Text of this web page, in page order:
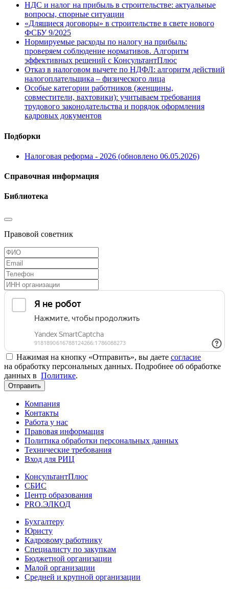
НДС и налог на прибыль в строительстве: актуальные
вопросы, спорные ситуации
«Длящиеся договоры» в строительстве в свете нового
ФСБУ 9/2025
Нормируемые расходы по налогу на прибыль:
проверяем соблюдение нормативов. Алгоритм
эффективных решений с КонсультантПлюс
Отказ в налоговом вычете по НДФЛ: алгоритм действий
налогоплательщика – физического лица
Особые категории работников (женщины,
совместители, вахтовики): учитываем требования
трудового законодательства и порядок оформления
кадровых документов
Подборки
Налоговая реформа - 2026 (обновлено 06.05.2026)
Справочная информация
Библиотека
Правовой советник
Нажимая на кнопку «Отправить», вы даете согласие
на обработку персональных данных. Подробнее об обработке
данных в Политике.
Отправить
Компания
Контакты
Работа у нас
Правовая информация
Политика обработки персональных данных
Технические требования
Вход для РИЦ
КонсультантПлюс
СБИС
Центр образования
PRO.ЭЛКОД
Бухгалтеру
Юристу
Кадровому работнику
Специалисту по закупкам
Бюджетной организации
Малой организации
Средней и крупной организации